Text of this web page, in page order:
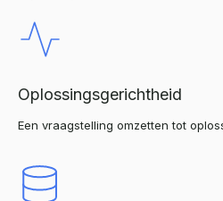
Oplossingsgerichtheid
Een vraagstelling omzetten tot